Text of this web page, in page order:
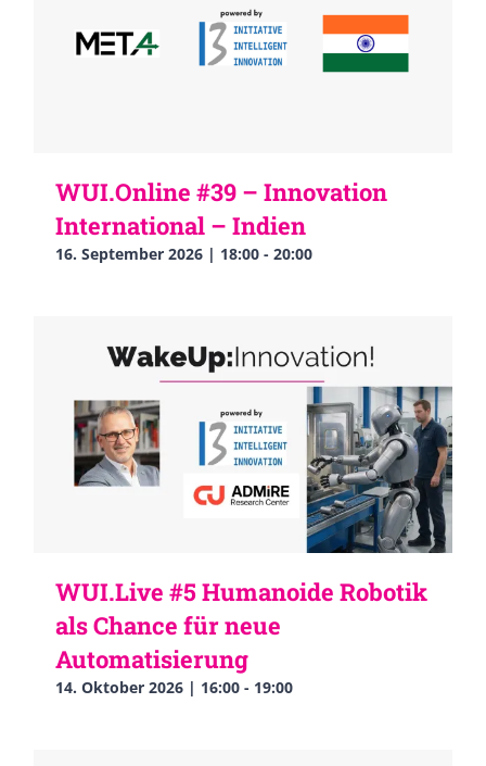
WUI.Online #39 – Innovation
International – Indien
16. September 2026 | 18:00 - 20:00
WUI.Live #5 Humanoide Robotik
als Chance für neue
Automatisierung
14. Oktober 2026 | 16:00 - 19:00